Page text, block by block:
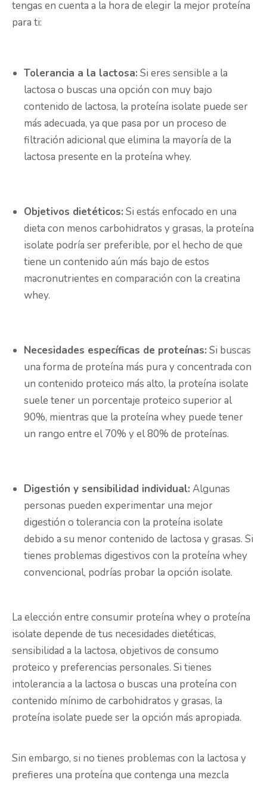
tengas en cuenta a la hora de elegir la mejor proteína
para ti:
Tolerancia a la lactosa: Si eres sensible a la
lactosa o buscas una opción con muy bajo
contenido de lactosa, la proteína isolate puede ser
más adecuada, ya que pasa por un proceso de
filtración adicional que elimina la mayoría de la
lactosa presente en la proteína whey.
Objetivos dietéticos: Si estás enfocado en una
dieta con menos carbohidratos y grasas, la proteína
isolate podría ser preferible, por el hecho de que
tiene un contenido aún más bajo de estos
macronutrientes en comparación con la creatina
whey.
Necesidades específicas de proteínas: Si buscas
una forma de proteína más pura y concentrada con
un contenido proteico más alto, la proteína isolate
suele tener un porcentaje proteico superior al
90%, mientras que la proteína whey puede tener
un rango entre el 70% y el 80% de proteínas.
Digestión y sensibilidad individual: Algunas
personas pueden experimentar una mejor
digestión o tolerancia con la proteína isolate
debido a su menor contenido de lactosa y grasas. Si
tienes problemas digestivos con la proteína whey
convencional, podrías probar la opción isolate.
La elección entre consumir proteína whey o proteína
isolate depende de tus necesidades dietéticas,
sensibilidad a la lactosa, objetivos de consumo
proteico y preferencias personales. Si tienes
intolerancia a la lactosa o buscas una proteína con
contenido mínimo de carbohidratos y grasas, la
proteína isolate puede ser la opción más apropiada.
Sin embargo, si no tienes problemas con la lactosa y
prefieres una proteína que contenga una mezcla